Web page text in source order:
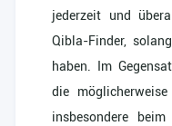
jederzeit und
Qibla-Finder,
haben. Im
die
insbesondere